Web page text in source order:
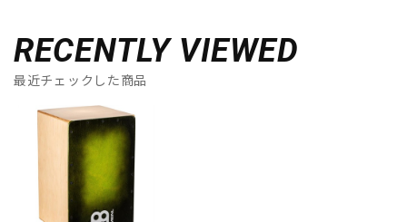
RECENTLY VIEWED
最近チェックした商品